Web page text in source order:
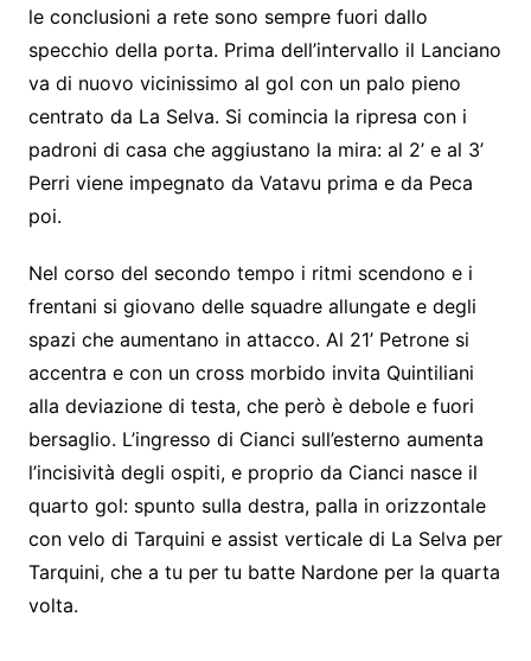
le conclusioni a rete sono sempre fuori dallo
specchio della porta. Prima dell’intervallo il Lanciano
va di nuovo vicinissimo al gol con un palo pieno
centrato da La Selva. Si comincia la ripresa con i
padroni di casa che aggiustano la mira: al 2’ e al 3’
Perri viene impegnato da Vatavu prima e da Peca
poi.
Nel corso del secondo tempo i ritmi scendono e i
frentani si giovano delle squadre allungate e degli
spazi che aumentano in attacco. Al 21’ Petrone si
accentra e con un cross morbido invita Quintiliani
alla deviazione di testa, che però è debole e fuori
bersaglio. L’ingresso di Cianci sull’esterno aumenta
l’incisività degli ospiti, e proprio da Cianci nasce il
quarto gol: spunto sulla destra, palla in orizzontale
con velo di Tarquini e assist verticale di La Selva per
Tarquini, che a tu per tu batte Nardone per la quarta
volta.